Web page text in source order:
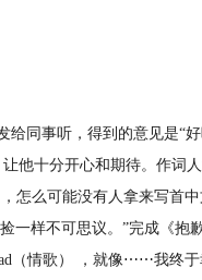
给同事听，得到的意见是“
他十分开心和期待。作词
怎么可能没有人拿来写首
一样不可思议。”完成《抱
（情歌） ，就像⋯⋯我终